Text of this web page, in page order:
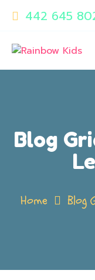
442 645
Blog
Home Blog